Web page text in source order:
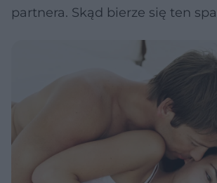
partnera. Skąd bierze się ten